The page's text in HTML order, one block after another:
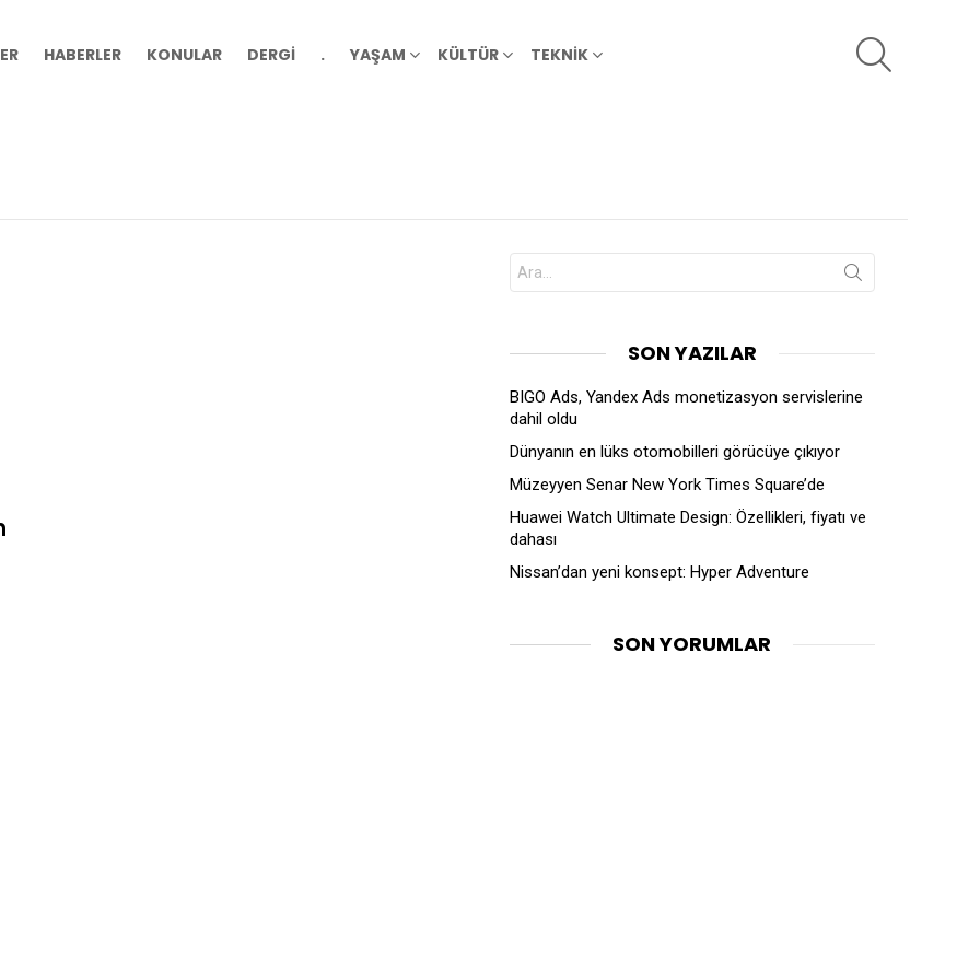
HABERLER KONULAR DERGİ . YAŞAM KÜLTÜR TEKNİK
Search
for:
SON YAZILAR
BIGO Ads, Yandex Ads monetizasyon servislerine
dahil oldu
Dünyanın en lüks otomobilleri görücüye çıkıyor
Müzeyyen Senar New York Times Square’de
Huawei Watch Ultimate Design: Özellikleri, fiyatı ve
dahası
Nissan’dan yeni konsept: Hyper Adventure
SON YORUMLAR